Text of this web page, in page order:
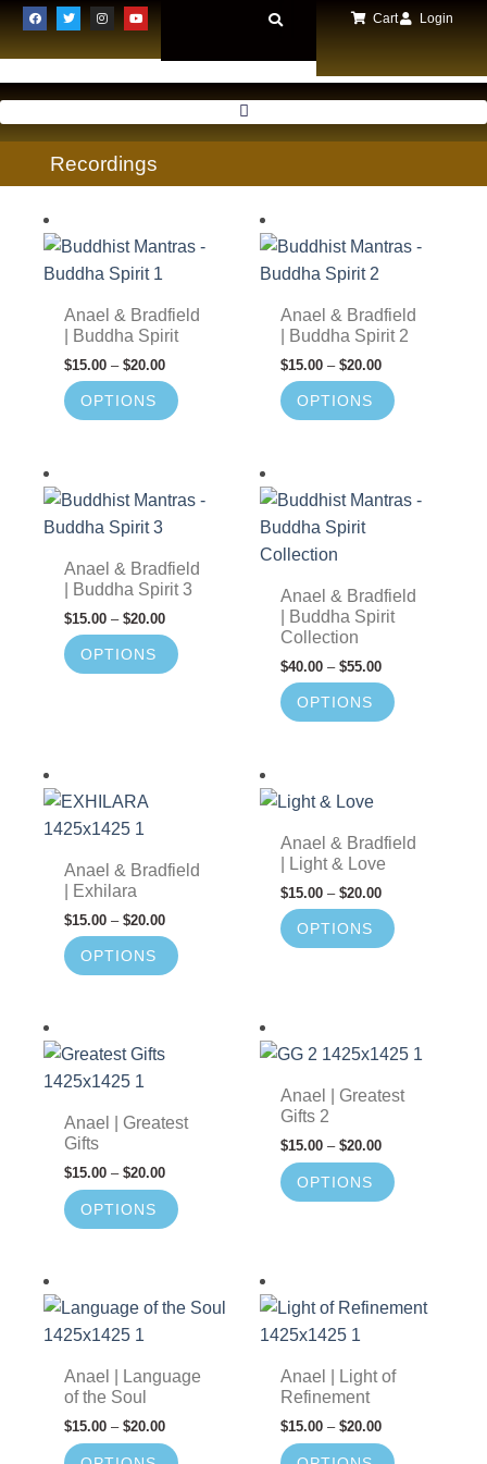
Cart Login
Recordings
Anael & Bradfield
| Buddha Spirit
$15.00 – $20.00
OPTIONS
Anael & Bradfield
| Buddha Spirit 2
$15.00 – $20.00
OPTIONS
Anael & Bradfield
| Buddha Spirit 3
$15.00 – $20.00
OPTIONS
Anael & Bradfield
| Buddha Spirit
Collection
$40.00 – $55.00
OPTIONS
Anael & Bradfield
| Exhilara
$15.00 – $20.00
OPTIONS
Anael & Bradfield
| Light & Love
$15.00 – $20.00
OPTIONS
Anael | Greatest
Gifts
$15.00 – $20.00
OPTIONS
Anael | Greatest
Gifts 2
$15.00 – $20.00
OPTIONS
Anael | Language
of the Soul
$15.00 – $20.00
Anael | Light of
Refinement
$15.00 – $20.00